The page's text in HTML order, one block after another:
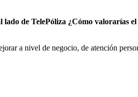
lado de TelePóliza ¿Cómo valorarías
a nivel de negocio, de atención